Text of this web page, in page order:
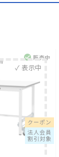
✓ 表示中
販売中
クーポン
法人会員
割引対象